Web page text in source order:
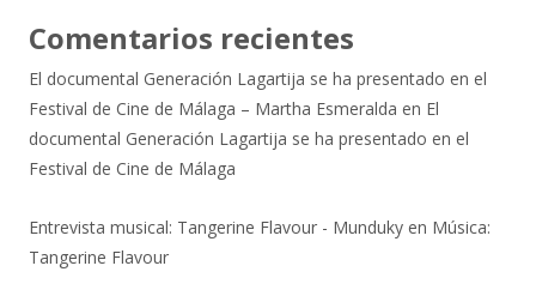
Comentarios recientes
El documental Generación Lagartija se ha presentado en el
Festival de Cine de Málaga – Martha Esmeralda en El
documental Generación Lagartija se ha presentado en el
Festival de Cine de Málaga
Entrevista musical: Tangerine Flavour - Munduky en Música:
Tangerine Flavour